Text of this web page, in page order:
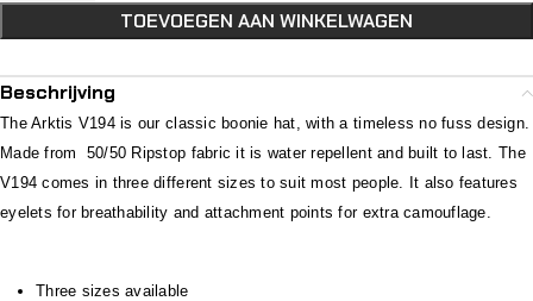
TOEVOEGEN AAN WINKELWAGEN
Beschrijving
The Arktis V194 is our classic boonie hat, with a timeless no fuss design.
Made from 50/50 Ripstop fabric it is water repellent and built to last. The
V194 comes in three different sizes to suit most people. It also features
eyelets for breathability and attachment points for extra camouflage.
Three sizes available